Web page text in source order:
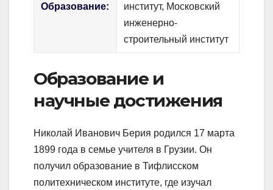
Образование:
институт, Московский
инженерно-
строительный институт
Образование и
научные достижения
Николай Иванович Берия родился 17 марта
1899 года в семье учителя в Грузии. Он
получил образование в Тифлисском
политехническом институте, где изучал